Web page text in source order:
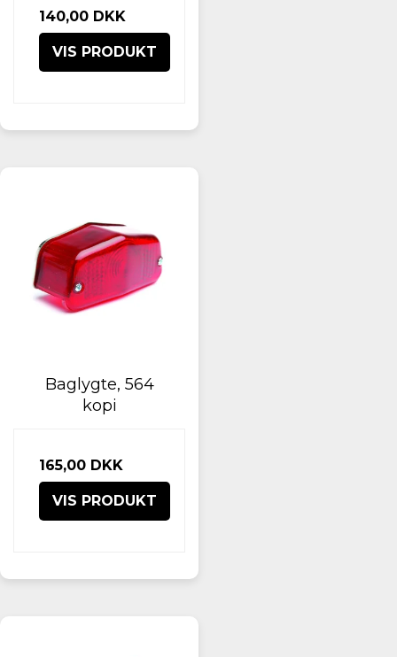
140,00 DKK
VIS PRODUKT
Baglygte, 564
kopi
165,00 DKK
VIS PRODUKT